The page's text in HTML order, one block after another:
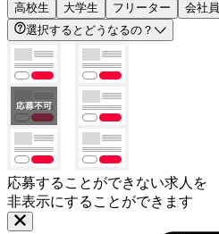
高校生 大学生 フリーター 会社員
選択するとどうなるの？
応募することができない求人を
非表示にすることができます